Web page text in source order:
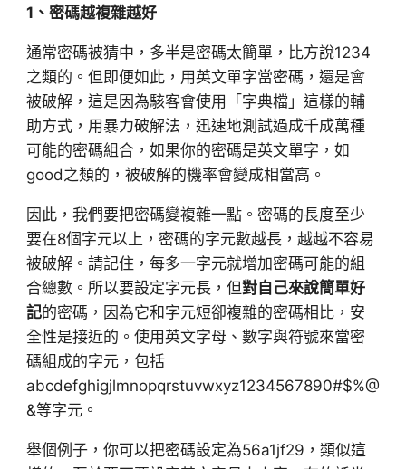
1、密碼越複雜越好
通常密碼被猜中，多半是密碼太簡單，比方說1234
之類的。但即便如此，用英文單字當密碼，還是會
被破解，這是因為駭客會使用「字典檔」這樣的輔
助方式，用暴力破解法，迅速地測試過成千成萬種
可能的密碼組合，如果你的密碼是英文單字，如
good之類的，被破解的機率會變成相當高。
因此，我們要把密碼變複雜一點。密碼的長度至少
要在8個字元以上，密碼的字元數越長，越越不容易
被破解。請記住，每多一字元就增加密碼可能的組
合總數。所以要設定字元長，但對自己來說簡單好
記的密碼，因為它和字元短卻複雜的密碼相比，安
全性是接近的。使用英文字母、數字與符號來當密
碼組成的字元，包括
abcdefghigjlmnopqrstuvwxyz1234567890#$%@
&等字元。
舉個例子，你可以把密碼設定為56a1jf29，類似這